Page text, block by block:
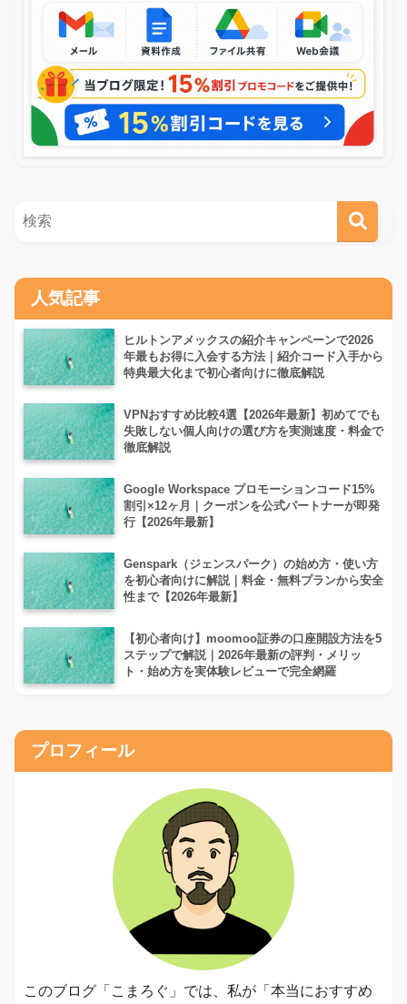
人気記事
ヒルトンアメックスの紹介キャンペーンで2026
年最もお得に入会する方法｜紹介コード入手から
特典最大化まで初心者向けに徹底解説
VPNおすすめ比較4選【2026年最新】初めてでも
失敗しない個人向けの選び方を実測速度・料金で
徹底解説
Google Workspace プロモーションコード15%
割引×12ヶ月｜クーポンを公式パートナーが即発
行【2026年最新】
Genspark（ジェンスパーク）の始め方・使い方
を初心者向けに解説｜料金・無料プランから安全
性まで【2026年最新】
【初心者向け】moomoo証券の口座開設方法を5
ステップで解説｜2026年最新の評判・メリッ
ト・始め方を実体験レビューで完全網羅
プロフィール
このブログ「こまろぐ」では、私が「本当におすすめ